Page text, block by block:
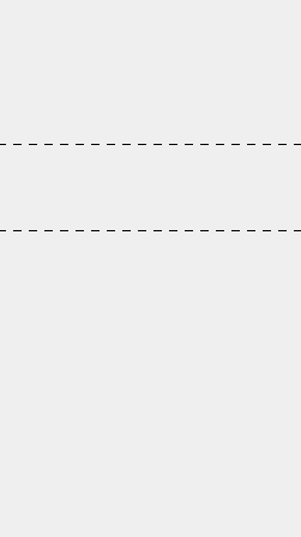
- - - - - - - - - - - - - - - - -
- - - - - - - - - - - - - - - - -